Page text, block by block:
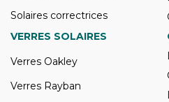
Solaires correctrices
VERRES SOLAIRES
Verres Oakley
Verres Rayban